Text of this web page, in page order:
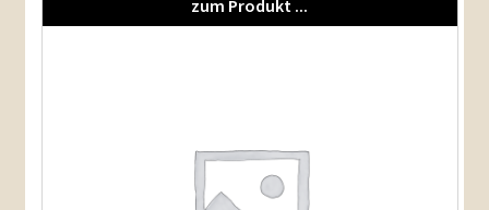
zum Produkt ...